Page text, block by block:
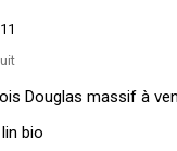
Douglas massif à
bio